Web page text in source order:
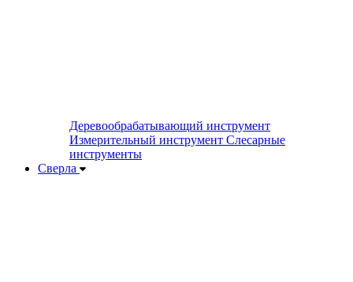
Деревообрабатывающий инструмент
Измерительный инструмент Слесарные
инструменты
Сверла